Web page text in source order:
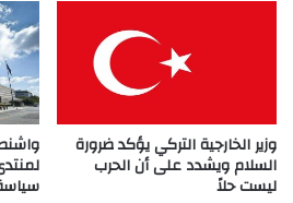
وزير الخارجية التركي يؤكد ضرورة
السلام ويشدد على أن الحرب
ليست حلاً